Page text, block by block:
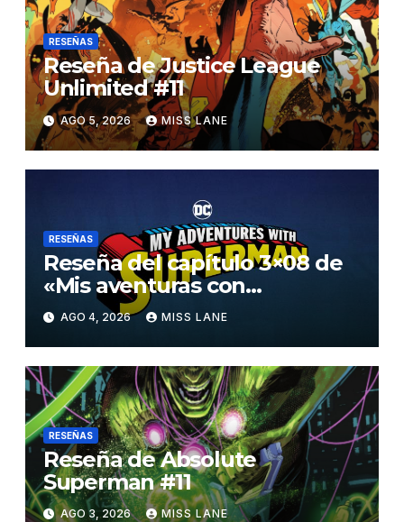
RESEÑAS
Reseña de Justice League
Unlimited #11
AGO 5, 2026 MISS LANE
RESEÑAS
Reseña del capítulo 3×08 de
«Mis aventuras con
Superman»
AGO 4, 2026 MISS LANE
RESEÑAS
Reseña de Absolute
Superman #11
AGO 3, 2026 MISS LANE